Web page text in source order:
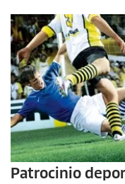
Patrocinio